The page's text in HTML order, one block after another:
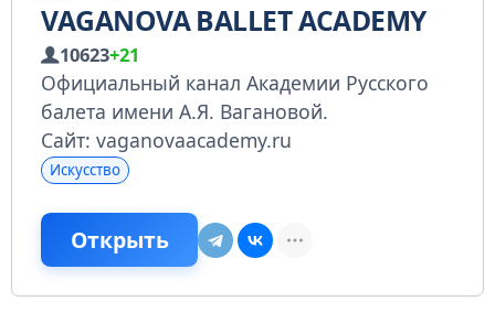
VAGANOVA BALLET ACADEMY
10623+21
Официальный канал Академии Русского
балета имени А.Я. Вагановой.
Сайт: vaganovaacademy.ru
Искусство
Открыть